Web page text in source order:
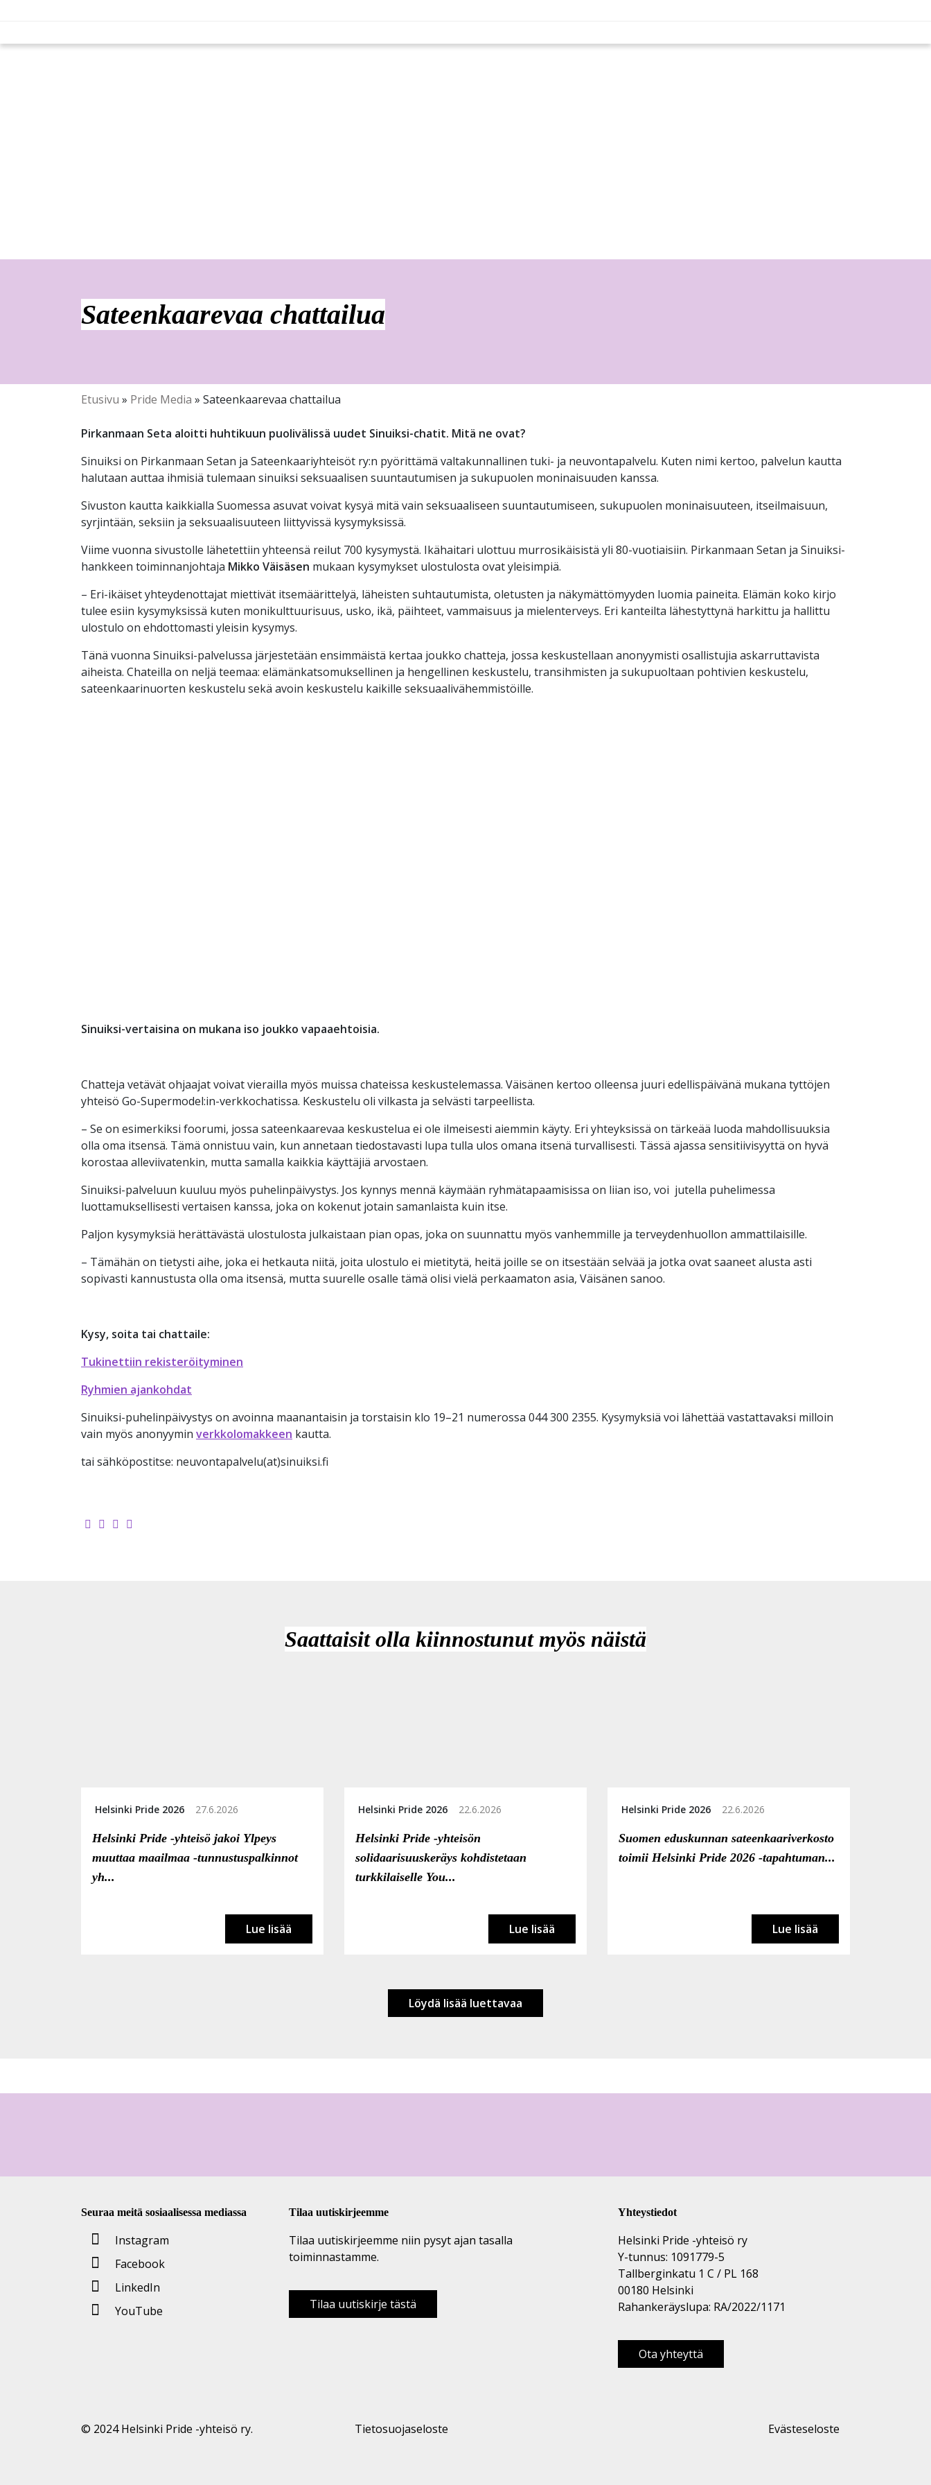
Sateenkaarevaa chattailua
Etusivu » Pride Media » Sateenkaarevaa chattailua
Pirkanmaan Seta aloitti huhtikuun puolivälissä uudet Sinuiksi-chatit. Mitä ne ovat?
Sinuiksi on Pirkanmaan Setan ja Sateenkaariyhteisöt ry:n pyörittämä valtakunnallinen tuki- ja neuvontapalvelu. Kuten nimi kertoo, palvelun kautta
halutaan auttaa ihmisiä tulemaan sinuiksi seksuaalisen suuntautumisen ja sukupuolen moninaisuuden kanssa.
Sivuston kautta kaikkialla Suomessa asuvat voivat kysyä mitä vain seksuaaliseen suuntautumiseen, sukupuolen moninaisuuteen, itseilmaisuun,
syrjintään, seksiin ja seksuaalisuuteen liittyvissä kysymyksissä.
Viime vuonna sivustolle lähetettiin yhteensä reilut 700 kysymystä. Ikähaitari ulottuu murrosikäisistä yli 80-vuotiaisiin. Pirkanmaan Setan ja Sinuiksi-
hankkeen toiminnanjohtaja Mikko Väisäsen mukaan kysymykset ulostulosta ovat yleisimpiä.
– Eri-ikäiset yhteydenottajat miettivät itsemäärittelyä, läheisten suhtautumista, oletusten ja näkymättömyyden luomia paineita. Elämän koko kirjo
tulee esiin kysymyksissä kuten monikulttuurisuus, usko, ikä, päihteet, vammaisuus ja mielenterveys. Eri kanteilta lähestyttynä harkittu ja hallittu
ulostulo on ehdottomasti yleisin kysymys.
Tänä vuonna Sinuiksi-palvelussa järjestetään ensimmäistä kertaa joukko chatteja, jossa keskustellaan anonyymisti osallistujia askarruttavista
aiheista. Chateilla on neljä teemaa: elämänkatsomuksellinen ja hengellinen keskustelu, transihmisten ja sukupuoltaan pohtivien keskustelu,
sateenkaarinuorten keskustelu sekä avoin keskustelu kaikille seksuaalivähemmistöille.
Sinuiksi-vertaisina on mukana iso joukko vapaaehtoisia.
Chatteja vetävät ohjaajat voivat vierailla myös muissa chateissa keskustelemassa. Väisänen kertoo olleensa juuri edellispäivänä mukana tyttöjen
yhteisö Go-Supermodel:in-verkkochatissa. Keskustelu oli vilkasta ja selvästi tarpeellista.
– Se on esimerkiksi foorumi, jossa sateenkaarevaa keskustelua ei ole ilmeisesti aiemmin käyty. Eri yhteyksissä on tärkeää luoda mahdollisuuksia
olla oma itsensä. Tämä onnistuu vain, kun annetaan tiedostavasti lupa tulla ulos omana itsenä turvallisesti. Tässä ajassa sensitiivisyyttä on hyvä
korostaa alleviivatenkin, mutta samalla kaikkia käyttäjiä arvostaen.
Sinuiksi-palveluun kuuluu myös puhelinpäivystys. Jos kynnys mennä käymään ryhmätapaamisissa on liian iso, voi jutella puhelimessa
luottamuksellisesti vertaisen kanssa, joka on kokenut jotain samanlaista kuin itse.
Paljon kysymyksiä herättävästä ulostulosta julkaistaan pian opas, joka on suunnattu myös vanhemmille ja terveydenhuollon ammattilaisille.
– Tämähän on tietysti aihe, joka ei hetkauta niitä, joita ulostulo ei mietitytä, heitä joille se on itsestään selvää ja jotka ovat saaneet alusta asti
sopivasti kannustusta olla oma itsensä, mutta suurelle osalle tämä olisi vielä perkaamaton asia, Väisänen sanoo.
Kysy, soita tai chattaile:
Tukinettiin rekisteröityminen
Ryhmien ajankohdat
Sinuiksi-puhelinpäivystys on avoinna maanantaisin ja torstaisin klo 19–21 numerossa 044 300 2355. Kysymyksiä voi lähettää vastattavaksi milloin
vain myös anonyymin verkkolomakkeen kautta.
tai sähköpostitse: neuvontapalvelu(at)sinuiksi.fi
Saattaisit olla kiinnostunut myös näistä
Helsinki Pride 2026 27.6.2026
Helsinki Pride -yhteisö jakoi Ylpeys
muuttaa maailmaa -tunnustuspalkinnot
yh...
Lue lisää
Helsinki Pride 2026 22.6.2026
Helsinki Pride -yhteisön
solidaarisuuskeräys kohdistetaan
turkkilaiselle You...
Lue lisää
Helsinki Pride 2026 22.6.2026
Suomen eduskunnan sateenkaariverkosto
toimii Helsinki Pride 2026 -tapahtuman...
Lue lisää
Löydä lisää luettavaa
Seuraa meitä sosiaalisessa mediassa
Instagram
Facebook
LinkedIn
YouTube
Tilaa uutiskirjeemme
Tilaa uutiskirjeemme niin pysyt ajan tasalla
toiminnastamme.
Tilaa uutiskirje tästä
Yhteystiedot
Helsinki Pride -yhteisö ry
Y-tunnus: 1091779-5
Tallberginkatu 1 C / PL 168
00180 Helsinki
Rahankeräyslupa: RA/2022/1171
Ota yhteyttä
© 2024 Helsinki Pride -yhteisö ry. Tietosuojaseloste Evästeseloste